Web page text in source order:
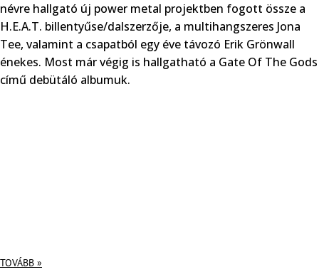
névre hallgató új power metal projektben fogott össze a
H.E.A.T. billentyűse/dalszerzője, a multihangszeres Jona
Tee, valamint a csapatból egy éve távozó Erik Grönwall
énekes. Most már végig is hallgatható a Gate Of The Gods
című debütáló albumuk.
TOVÁBB »